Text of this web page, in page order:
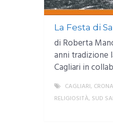
La Festa di
di Roberta
anni tradizione
Cagliari in
CAGLIARI,
RELIGIOSITÀ, SUD